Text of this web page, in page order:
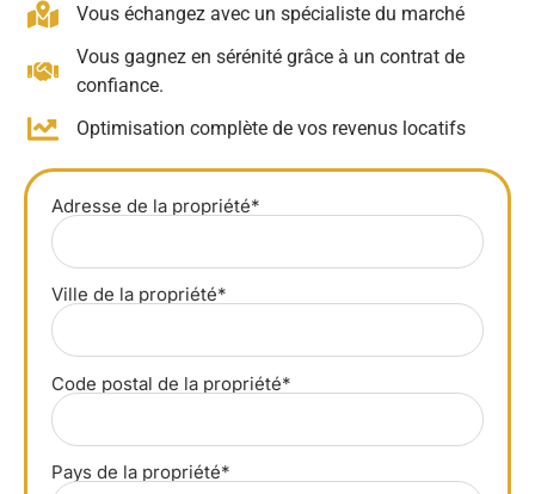
Vous échangez avec un spécialiste du marché
Vous gagnez en sérénité grâce à un contrat de
confiance.
Optimisation complète de vos revenus locatifs
Adresse de la propriété*
Ville de la propriété*
Code postal de la propriété*
Pays de la propriété*